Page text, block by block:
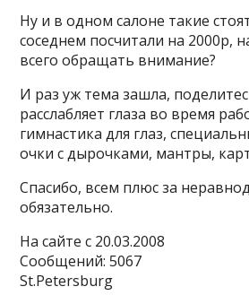
Ну и в одном салоне такие
соседнем посчитали на 2000р,
всего обращать внимание?
И раз уж тема зашла,
расслабляет глаза во время
гимнастика для глаз,
очки с дырочками, мантры,
Спасибо, всем плюс за
обязательно.
На сайте c 20.03.2008
Сообщений: 5067
St.Petersburg